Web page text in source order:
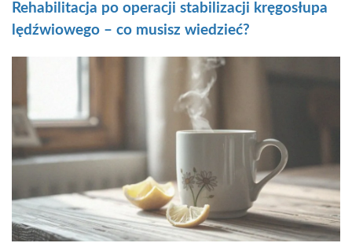
Rehabilitacja po operacji stabilizacji kręgosłupa
lędźwiowego – co musisz wiedzieć?